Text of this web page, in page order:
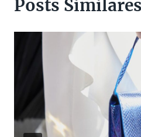
Posts Similares